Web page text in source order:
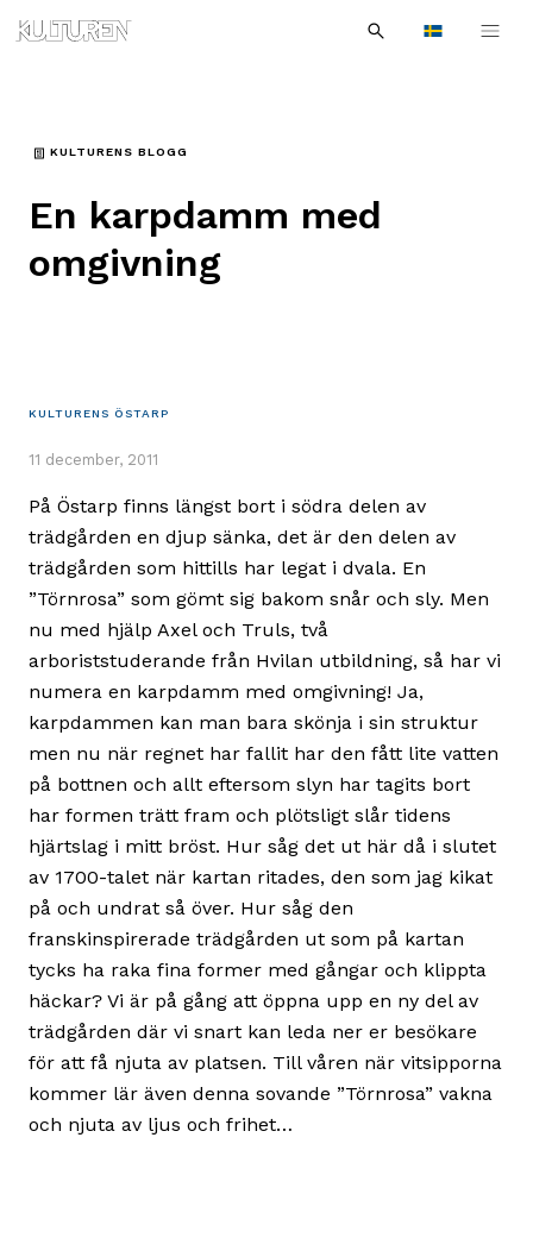
navigationen
innehållet
Languages
efter:
Sök
KULTURENS BLOGG
En karpdamm med
omgivning
KULTURENS ÖSTARP
11 december, 2011
På Östarp finns längst bort i södra delen av
trädgården en djup sänka, det är den delen av
trädgården som hittills har legat i dvala. En
”Törnrosa” som gömt sig bakom snår och sly. Men
nu med hjälp Axel och Truls, två
arboriststuderande från Hvilan utbildning, så har vi
numera en karpdamm med omgivning! Ja,
karpdammen kan man bara skönja i sin struktur
men nu när regnet har fallit har den fått lite vatten
på bottnen och allt eftersom slyn har tagits bort
har formen trätt fram och plötsligt slår tidens
hjärtslag i mitt bröst. Hur såg det ut här då i slutet
av 1700-talet när kartan ritades, den som jag kikat
på och undrat så över. Hur såg den
franskinspirerade trädgården ut som på kartan
tycks ha raka fina former med gångar och klippta
häckar? Vi är på gång att öppna upp en ny del av
trädgården där vi snart kan leda ner er besökare
för att få njuta av platsen. Till våren när vitsipporna
kommer lär även denna sovande ”Törnrosa” vakna
och njuta av ljus och frihet…